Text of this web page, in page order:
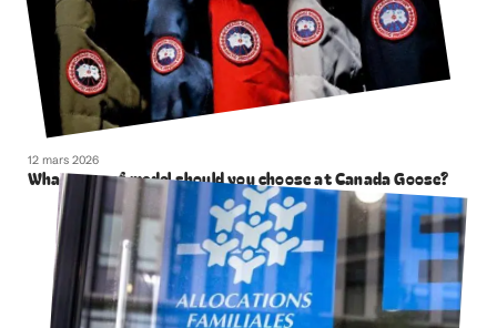
12 mars 2026
What type of model should you choose at Canada Goose?